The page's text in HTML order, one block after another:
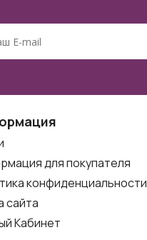
для покупателя
конфиденциальности
сайта
Кабинет